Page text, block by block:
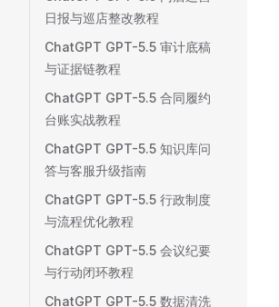
日报与巡店整改教程
ChatGPT GPT-5.5 审计底稿
与证据链教程
ChatGPT GPT-5.5 合同履约
台账实战教程
ChatGPT GPT-5.5 知识库问
答与客服升级指南
ChatGPT GPT-5.5 行政制度
与流程优化教程
ChatGPT GPT-5.5 会议纪要
与行动闭环教程
ChatGPT GPT-5.5 数据清洗